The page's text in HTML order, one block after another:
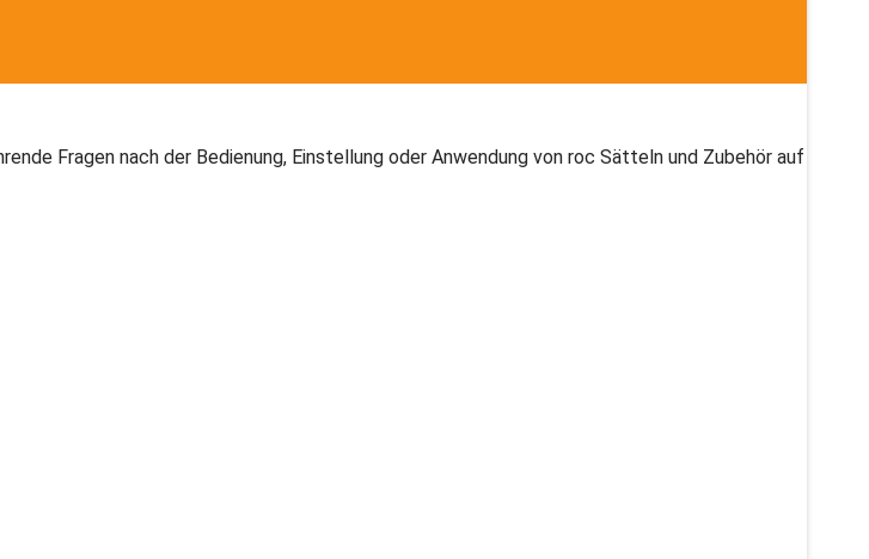
Fragen nach der Bedienung, Einstellung oder Anwendung von roc Sätteln und Zubehör auf